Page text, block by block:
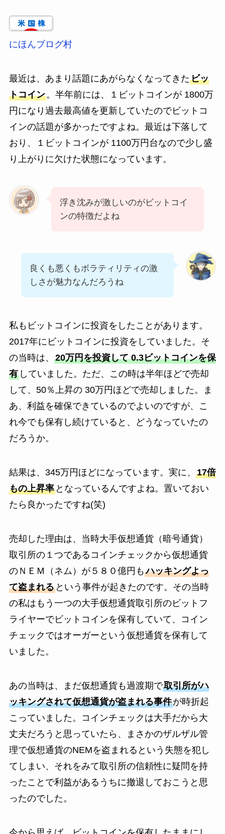
にほんブログ村
最近は、あまり話題にあがらなくなってきたビッ
トコイン。半年前には、１ビットコインが 1800万
円になり過去最高値を更新していたのでビットコ
インの話題が多かったですよね。最近は下落して
おり、１ビットコインが 1100万円台なので少し盛
り上がりに欠けた状態になっています。
浮き沈みが激しいのがビットコイ
ンの特徴だよね
良くも悪くもボラティリティの激
しさが魅力なんだろうね
私もビットコインに投資をしたことがあります。
2017年にビットコインに投資をしていました。そ
の当時は、 20万円を投資して 0.3ビットコインを保
有していました。ただ、この時は半年ほどで売却
して、50％上昇の 30万円ほどで売却しました。ま
あ、利益を確保できているのでよいのですが、こ
れ今でも保有し続けていると、どうなっていたの
だろうか。
結果は、345万円ほどになっています。実に、 17倍
もの上昇率となっているんですよね。置いておい
たら良かったですね(笑)
売却した理由は、当時大手仮想通貨（暗号通貨）
取引所の１つであるコインチェックから仮想通貨
のＮＥＭ（ネム）が５８０億円もハッキングよっ
て盗まれるという事件が起きたのです。その当時
の私はもう一つの大手仮想通貨取引所のビットフ
ライヤーでビットコインを保有していて、コイン
チェックではオーガーという仮想通貨を保有して
いました。
あの当時は、まだ仮想通貨も過渡期で取引所がハ
ッキングされて仮想通貨が盗まれる事件が時折起
こっていました。コインチェックは大手だから大
丈夫だろうと思っていたら、まさかのザルザル管
理で仮想通貨のNEMを盗まれるという失態を犯し
てしまい、それをみて取引所の信頼性に疑問を持
ったことで利益があるうちに撤退しておこうと思
ったのでした。